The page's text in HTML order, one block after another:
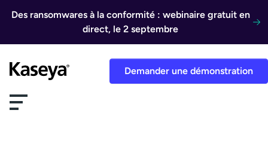
Des ransomwares à la conformité : webinaire gratuit en
direct, le 2 septembre
Demander une démonstration